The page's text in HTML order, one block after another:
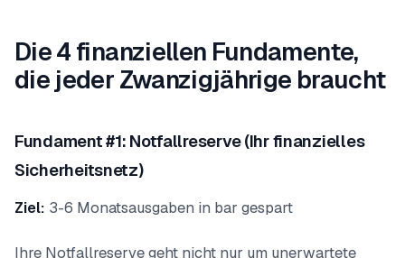
Die 4 finanziellen Fundamente,
die jeder Zwanzigjährige braucht
Fundament #1: Notfallreserve (Ihr finanzielles
Sicherheitsnetz)
Ziel: 3-6 Monatsausgaben in bar gespart
Ihre Notfallreserve geht nicht nur um unerwartete